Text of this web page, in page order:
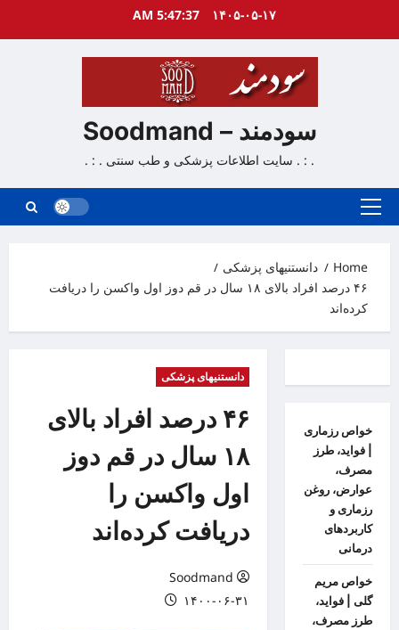
۱۴۰۵-۰۵-۱۷ 5:47:38 AM
سودمند – Soodmand
. : . سایت اطلاعات پزشکی و طب سنتی . : .
Primary
Home
دانستنیهای پزشکی
۴۶ درصد افراد بالای ۱۸ سال در قم دوز اول واکسن را دریافت
کرده‌اند
دانستنیهای پزشکی
۴۶ درصد افراد بالای
۱۸ سال در قم دوز
اول واکسن را
دریافت کرده‌اند
Soodmand
۱۴۰۰-۰۶-۳۱
خواص رزماری
| فواید، طرز
مصرف،
عوارض، روغن
رزماری و
کاربردهای
درمانی
خواص مریم
گلی | فواید،
طرز مصرف،